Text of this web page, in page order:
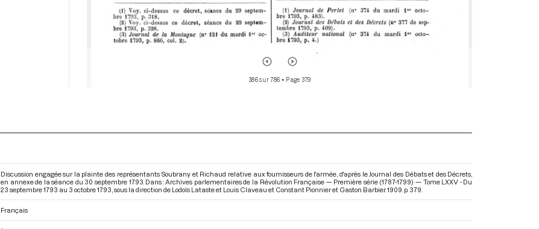
386 sur 786 • Page 379
Discussion engagée sur la plainte des représentants Soubrany et Richaud relative aux fournisseurs de l'armée, d'après le Journal des Débats et des Décrets,
en annexe de la séance du 30 septembre 1793. Dans : Archives parlementaires de la Révolution Française — Première série (1787-1799) — Tome LXXV - Du
23 septembre 1793 au 3 octobre 1793 , sous la direction de Lodoïs Lataste et Louis Claveau et Constant Pionnier et Gaston Barbier. 1909. p. 379.
Français